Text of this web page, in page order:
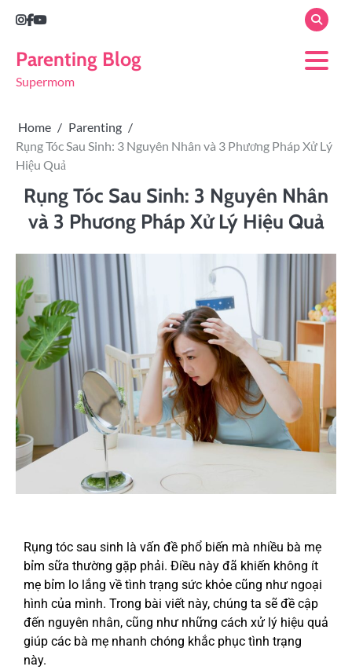
Parenting Blog
Supermom
Home
Parenting
Rụng Tóc Sau Sinh: 3 Nguyên Nhân và 3 Phương Pháp Xử Lý
Hiệu Quả
Rụng Tóc Sau Sinh: 3 Nguyên Nhân
và 3 Phương Pháp Xử Lý Hiệu Quả
Rụng tóc sau sinh là vấn đề phổ biến mà nhiều bà mẹ
bỉm sữa thường gặp phải. Điều này đã khiến không ít
mẹ bỉm lo lắng về tình trạng sức khỏe cũng như ngoại
hình của mình. Trong bài viết này, chúng ta sẽ đề cập
đến nguyên nhân, cũng như những cách xử lý hiệu quả
giúp các bà mẹ nhanh chóng khắc phục tình trạng
này.